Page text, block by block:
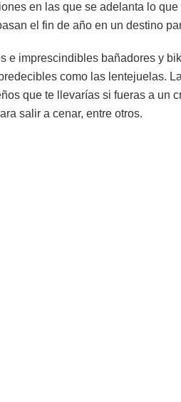
en las que se adelanta lo
el fin de año en un destino
e imprescindibles bañadores y
como las lentejuelas.
que te llevarías si fueras a un
salir a cenar, entre otros.